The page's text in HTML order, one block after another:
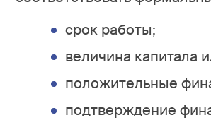
срок работы;
величина капитала
положительные
подтверждение